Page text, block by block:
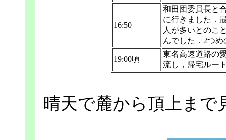
16:50
和田団委員長と
に行きました．
人が多いとのこ
んでした．2つ
19:00頃
東名高速道路の
流し，帰宅ルー
晴天で麓から頂上ま